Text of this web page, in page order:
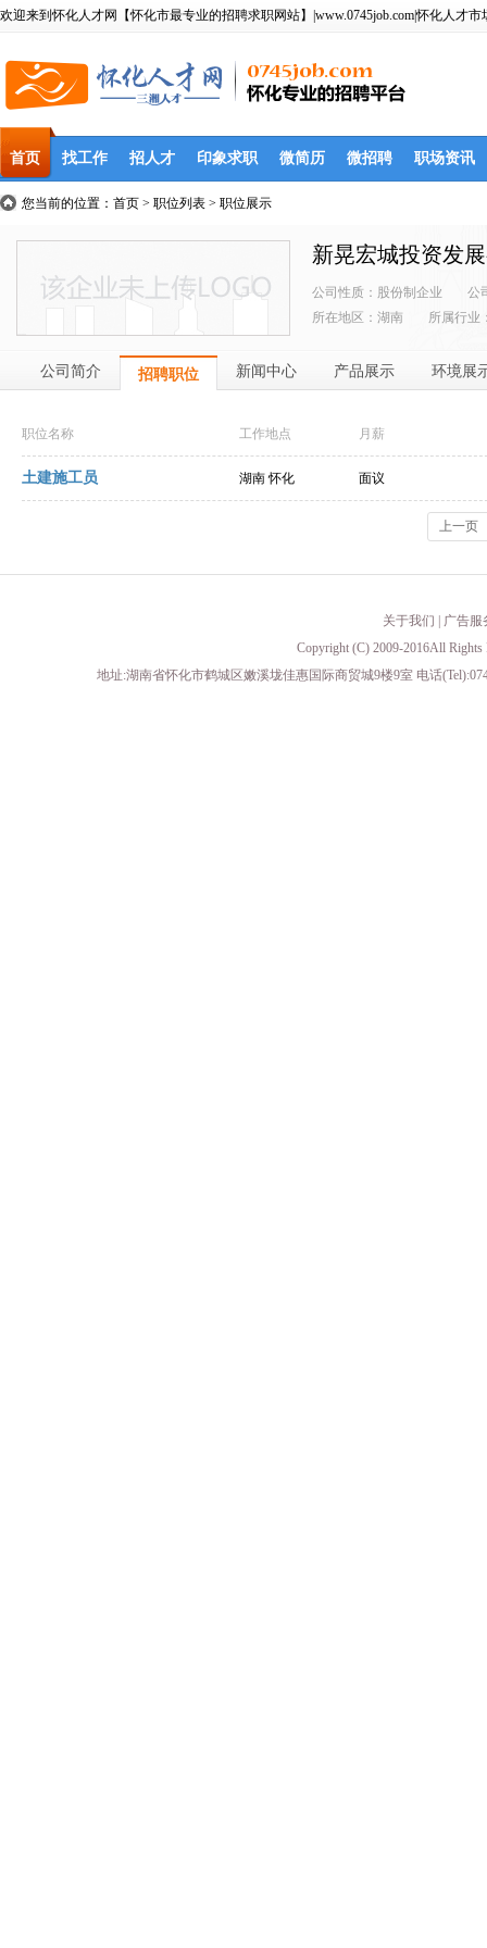
欢迎来到怀化人才网【怀化市最专业的招聘求职网站】|www.0745job.com|怀化人才
首页 找工作 招人才 印象求职 微简历 微招聘 职场资讯
您当前的位置： 首页 > 职位列表 > 职位展示
新晃宏城投资发
公司性质：股份制企业
公
所在地区：湖南
所属行业
公司简介 招聘职位 新闻中心 产品展示 环境展
职位名称 工作地点 月薪
土建施工员 湖南 怀化 面议
上一页
关于我们
广告服
Copyright (C) 2009-2016All
地址:湖南省怀化市鹤城区嫩溪垅佳惠国际商贸城9楼9室 电话